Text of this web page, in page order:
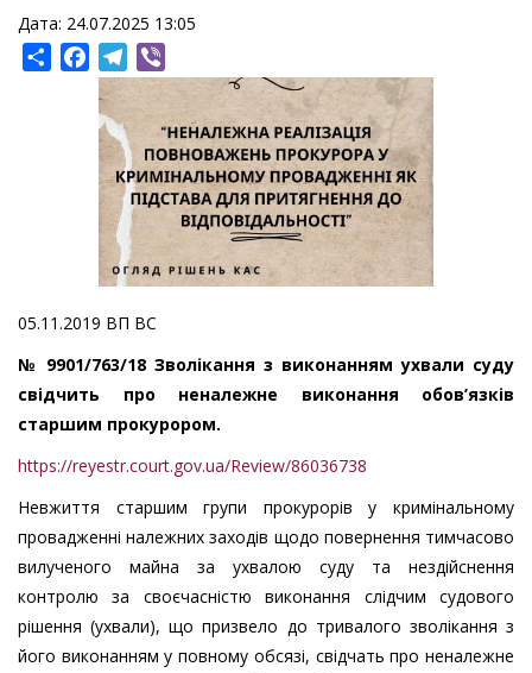
Дата: 24.07.2025 13:05
ShareFacebookTelegram
05.11.2019 ВП ВС
№ 9901/763/18 Зволікання з виконанням ухвали суду
свідчить про неналежне виконання обов’язків
старшим прокурором.
https://reyestr.court.gov.ua/Review/86036738
Невжиття старшим групи прокурорів у кримінальному
провадженні належних заходів щодо повернення тимчасово
вилученого майна за ухвалою суду та нездійснення
контролю за своєчасністю виконання слідчим судового
рішення (ухвали), що призвело до тривалого зволікання з
його виконанням у повному обсязі, свідчать про неналежне